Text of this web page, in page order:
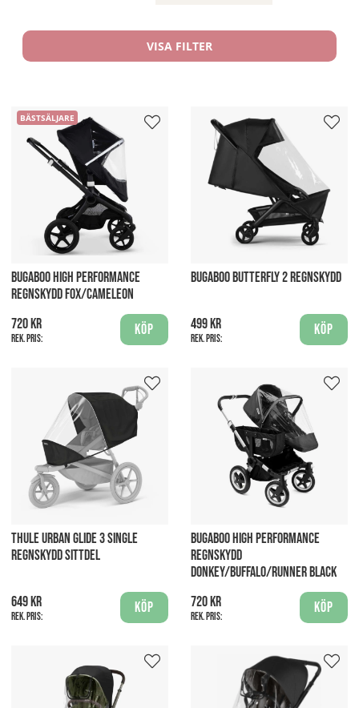
VISA FILTER
BÄSTSÄLJARE
BUGABOO HIGH PERFORMANCE
REGNSKYDD FOX/CAMELEON
720 kr
Rek. pris:
Köp
BUGABOO BUTTERFLY 2 REGNSKYDD
499 kr
Rek. pris:
Köp
THULE URBAN GLIDE 3 SINGLE
REGNSKYDD SITTDEL
649 kr
Rek. pris:
Köp
BUGABOO HIGH PERFORMANCE
REGNSKYDD
DONKEY/BUFFALO/RUNNER BLACK
720 kr
Rek. pris:
Köp